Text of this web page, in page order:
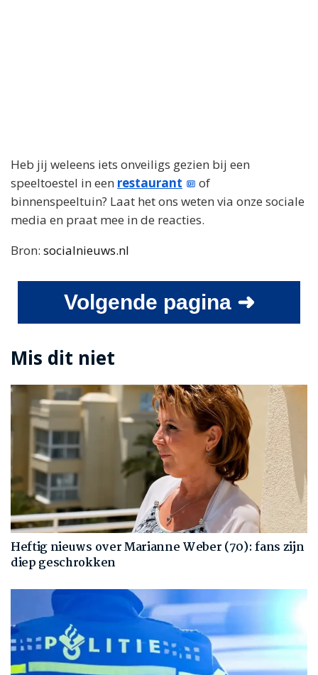
Heb jij weleens iets onveiligs gezien bij een
speeltoestel in een restaurant
of
binnenspeeltuin? Laat het ons weten via onze sociale
media en praat mee in de reacties.
Bron: socialnieuws.nl
Volgende pagina ➜
Mis dit niet
Heftig nieuws over Marianne Weber (70): fans zijn
diep geschrokken